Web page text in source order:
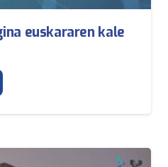
euskararen kale